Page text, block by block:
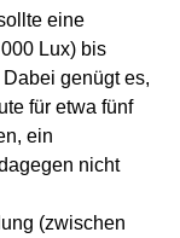
eine
Lux) bis
genügt es,
für etwa fünf
ein
nicht
(zwischen